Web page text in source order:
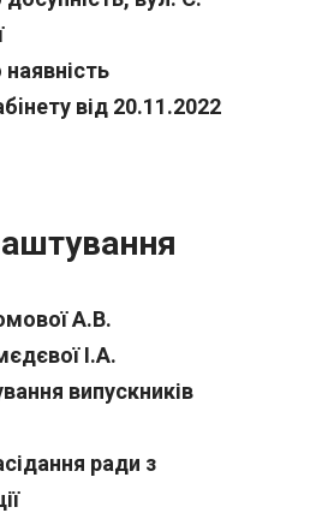
від 20.11.2022
А.В.
І.А.
випускників
ради з